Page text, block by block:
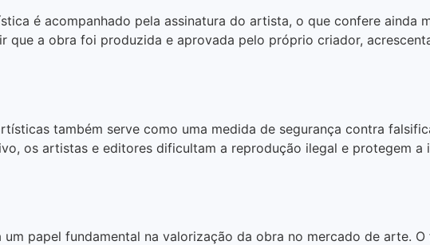
é acompanhado pela assinatura do artista, o que confere ainda
que a obra foi produzida e aprovada pelo próprio criador,
também serve como uma medida de segurança contra
os artistas e editores dificultam a reprodução ilegal e protegem a
papel fundamental na valorização da obra no mercado de arte.